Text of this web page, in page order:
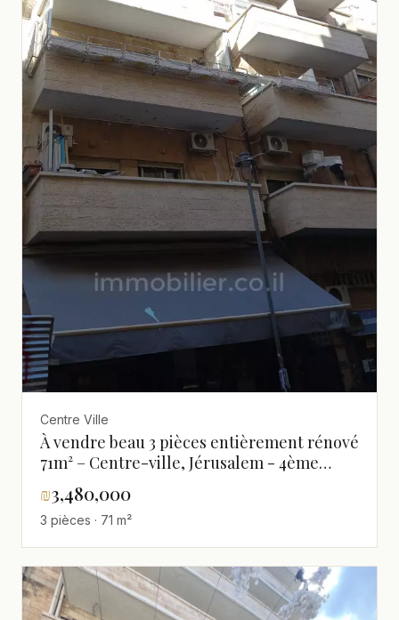
Centre Ville
À vendre beau 3 pièces entièrement rénové
71m² – Centre-ville, Jérusalem - 4ème
étage, Terrasse 7m²
₪3,480,000
3 pièces · 71 m²